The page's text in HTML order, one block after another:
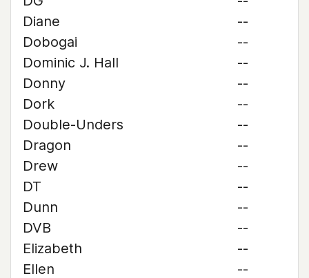
Diane
--
Dobogai
--
Dominic J. Hall
--
Donny
--
Dork
--
Double-Unders
--
Dragon
--
Drew
--
DT
--
Dunn
--
DVB
--
Elizabeth
--
Ellen
--